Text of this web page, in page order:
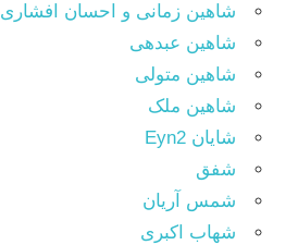
شاهین زمانی و احسان افشاری
شاهین عبدهی
شاهین متولی
شاهین ملک
شایان Eyn2
شفق
شمس آریان
شهاب اکبری